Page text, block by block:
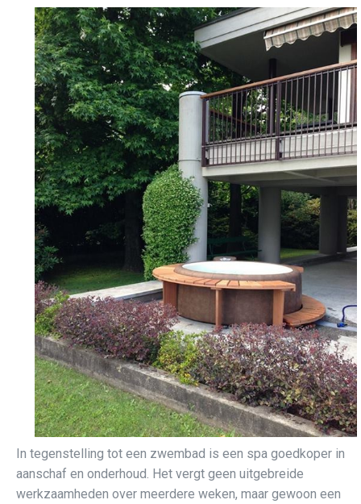
In tegenstelling tot een zwembad is een spa goedkoper in
aanschaf en onderhoud. Het vergt geen uitgebreide
werkzaamheden over meerdere weken, maar gewoon een